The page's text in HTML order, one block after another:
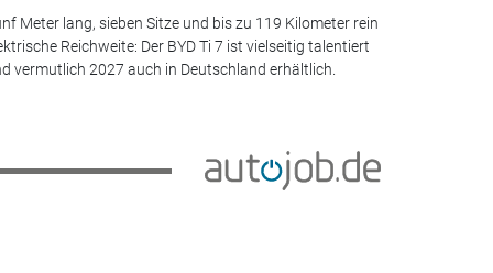
Meter lang, sieben Sitze und bis zu 119 Kilometer rein
Reichweite: Der BYD Ti 7 ist vielseitig talentiert
vermutlich 2027 auch in Deutschland erhältlich.